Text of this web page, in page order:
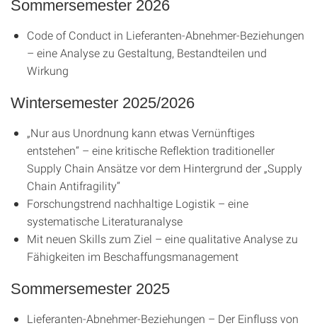
Sommersemester 2026
Code of Conduct in Lieferanten-Abnehmer-Beziehungen
– eine Analyse zu Gestaltung, Bestandteilen und
Wirkung
Wintersemester 2025/2026
„Nur aus Unordnung kann etwas Vernünftiges
entstehen“ – eine kritische Reflektion traditioneller
Supply Chain Ansätze vor dem Hintergrund der „Supply
Chain Antifragility“
Forschungstrend nachhaltige Logistik – eine
systematische Literaturanalyse
Mit neuen Skills zum Ziel – eine qualitative Analyse zu
Fähigkeiten im Beschaffungsmanagement
Sommersemester 2025
Lieferanten-Abnehmer-Beziehungen – Der Einfluss von